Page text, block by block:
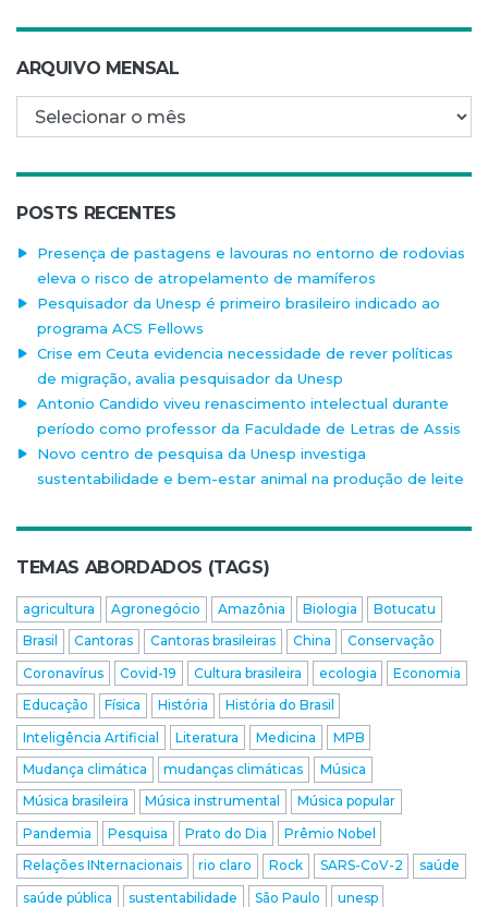
ARQUIVO MENSAL
Arquivo mensal
POSTS RECENTES
Presença de pastagens e lavouras no entorno de rodovias
eleva o risco de atropelamento de mamíferos
Pesquisador da Unesp é primeiro brasileiro indicado ao
programa ACS Fellows
Crise em Ceuta evidencia necessidade de rever políticas
de migração, avalia pesquisador da Unesp
Antonio Candido viveu renascimento intelectual durante
período como professor da Faculdade de Letras de Assis
Novo centro de pesquisa da Unesp investiga
sustentabilidade e bem-estar animal na produção de leite
TEMAS ABORDADOS (TAGS)
agricultura Agronegócio Amazônia Biologia
Botucatu
Brasil
Cantoras Cantoras brasileiras China
Conservação
Coronavírus
Covid-19 Cultura brasileira ecologia
Economia
Educação
Física História
História do Brasil
Inteligência Artificial
Literatura Medicina
MPB
Mudança climática
mudanças climáticas
Música
Música brasileira
Música instrumental
Música popular
Pandemia
Pesquisa Prato do Dia
Prêmio Nobel
Relações INternacionais
rio claro Rock SARS-CoV-2
saúde
saúde pública
sustentabilidade São Paulo
unesp